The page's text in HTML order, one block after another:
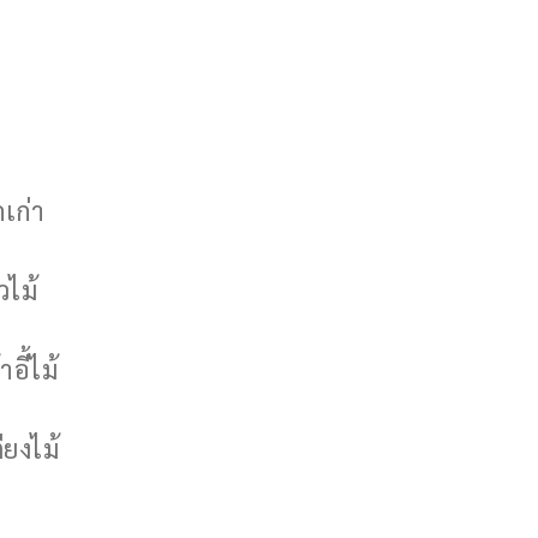
ก่า
ไม้
อี้ไม้
งไม้